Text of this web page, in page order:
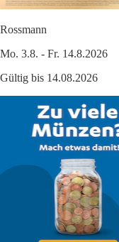
Rossmann
Mo. 3.8. - Fr. 14.8.2026
Gültig bis 14.08.2026